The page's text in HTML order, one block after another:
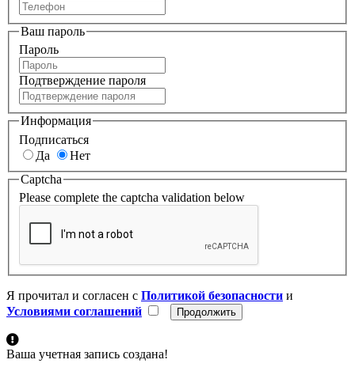
Ваш пароль
Пароль
Подтверждение пароля
Информация
Подписаться
Да
Нет
Captcha
Please complete the captcha validation below
Я прочитал и согласен с Политикой безопасности и
Условиями соглашений
Ваша учетная запись создана!